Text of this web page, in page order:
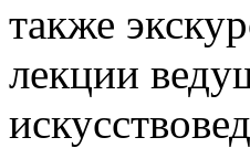
также
лекции